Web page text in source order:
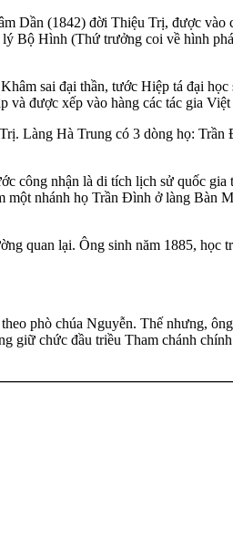
Dần (1842) đời Thiệu Trị, được
Bộ Hình (Thứ trưởng coi về hình
sai đại thần, tước Hiệp tá đại
và được xếp vào hàng các tác gia
Làng Hà Trung có 3 dòng họ:
công nhận là di tích lịch sử quốc
nhánh họ Trần Đình ở làng
quan lại. Ông sinh năm 1885, học
phò chúa Nguyễn. Thế nhưng,
chức đầu triều Tham chánh